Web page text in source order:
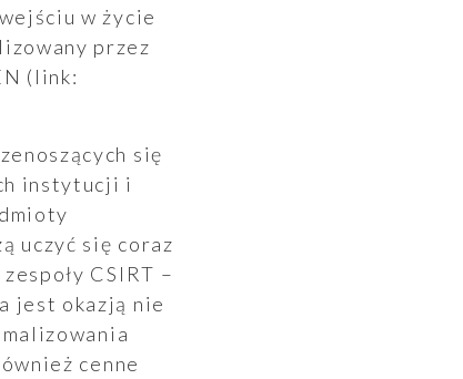
w życie
przez
(link:
się
instytucji i
uczyć się coraz
CSIRT –
jest okazją nie
cenne